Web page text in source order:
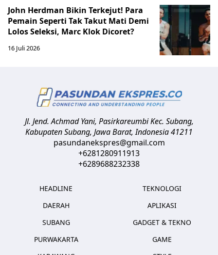
John Herdman Bikin Terkejut! Para
Pemain Seperti Tak Takut Mati Demi
Lolos Seleksi, Marc Klok Dicoret?
16 Juli 2026
Jl. Jend. Achmad Yani, Pasirkareumbi Kec. Subang,
Kabupaten Subang, Jawa Barat,Indonesia41211
pasundanekspres@gmail.com
+6281280911913
+6289688232338
HEADLINE
DAERAH
SUBANG
PURWAKARTA
TEKNOLOGI
APLIKASI
GADGET & TEKNO
GAME